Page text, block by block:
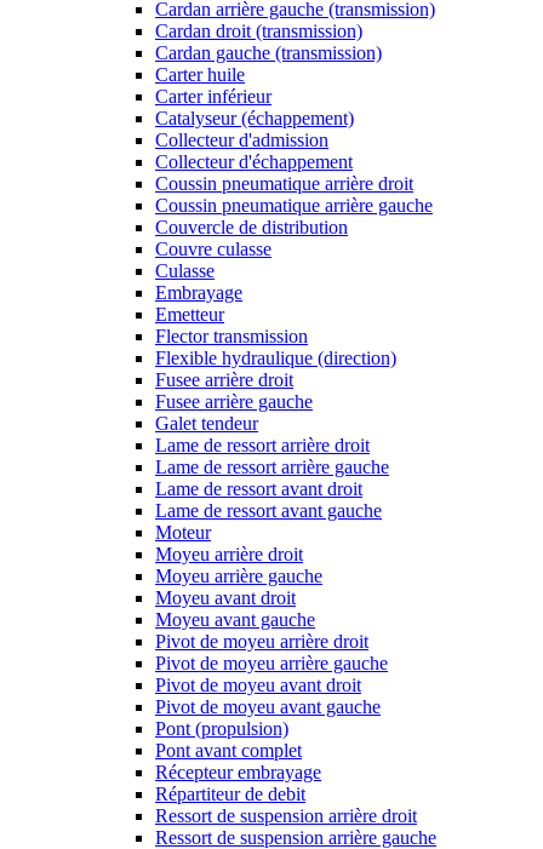
Cardan arrière gauche (transmission)
Cardan droit (transmission)
Cardan gauche (transmission)
Carter huile
Carter inférieur
Catalyseur (échappement)
Collecteur d'admission
Collecteur d'échappement
Coussin pneumatique arrière droit
Coussin pneumatique arrière gauche
Couvercle de distribution
Couvre culasse
Culasse
Embrayage
Emetteur
Flector transmission
Flexible hydraulique (direction)
Fusee arrière droit
Fusee arrière gauche
Galet tendeur
Lame de ressort arrière droit
Lame de ressort arrière gauche
Lame de ressort avant droit
Lame de ressort avant gauche
Moteur
Moyeu arrière droit
Moyeu arrière gauche
Moyeu avant droit
Moyeu avant gauche
Pivot de moyeu arrière droit
Pivot de moyeu arrière gauche
Pivot de moyeu avant droit
Pivot de moyeu avant gauche
Pont (propulsion)
Pont avant complet
Récepteur embrayage
Répartiteur de debit
Ressort de suspension arrière droit
Ressort de suspension arrière gauche